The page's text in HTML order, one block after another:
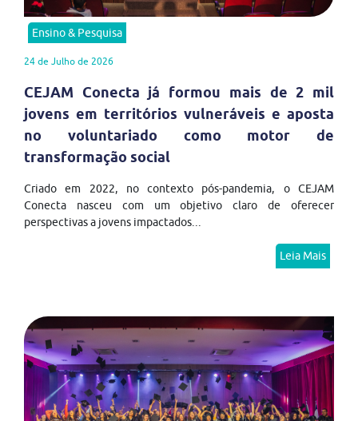
Ensino & Pesquisa
24 de Julho de 2026
CEJAM Conecta já formou mais de 2 mil
jovens em territórios vulneráveis e aposta
no voluntariado como motor de
transformação social
Criado em 2022, no contexto pós-pandemia, o CEJAM
Conecta nasceu com um objetivo claro de oferecer
perspectivas a jovens impactados...
Leia Mais